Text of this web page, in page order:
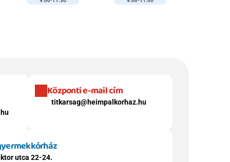
Központi e-mail cím
titkarsag@heimpalkorhaz.hu
utca 22-24.